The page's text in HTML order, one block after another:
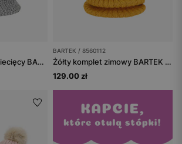
Popielaty zestaw dziecięcy BARTEK czapka z odblaskowym pomponem + komin 8560580
BARTEK / 8560112
Żółty komplet zimowy BARTEK 85601-12 czapka z pomponem + komin + rękawiczki
129.00 zł